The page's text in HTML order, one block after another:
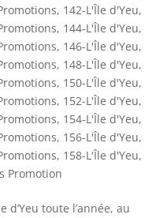
, 142-L'Île d'Yeu,
, 144-L'Île d'Yeu,
, 146-L'Île d'Yeu,
, 148-L'Île d'Yeu,
, 150-L'Île d'Yeu,
, 152-L'Île d'Yeu,
, 154-L'Île d'Yeu,
, 156-L'Île d'Yeu,
, 158-L'Île d'Yeu,
Promotion
d’Yeu toute l’année, au